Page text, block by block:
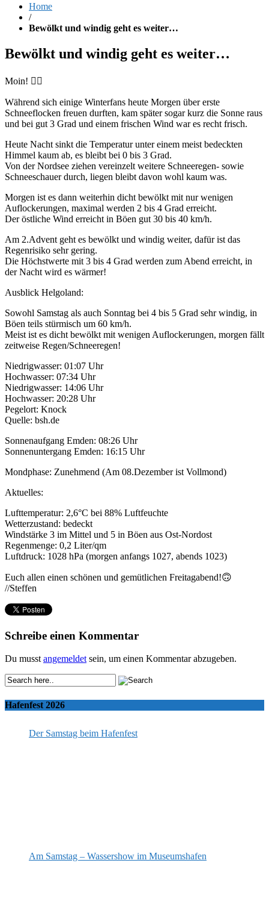
Home
/
Bewölkt und windig geht es weiter…
Bewölkt und windig geht es weiter…
Moin! 🙋‍♂️
Während sich einige Winterfans heute Morgen über erste
Schneeflocken freuen durften, kam später sogar kurz die Sonne raus
und bei gut 3 Grad und einem frischen Wind war es recht frisch.
Heute Nacht sinkt die Temperatur unter einem meist bedeckten
Himmel kaum ab, es bleibt bei 0 bis 3 Grad.
Von der Nordsee ziehen vereinzelt weitere Schneeregen- sowie
Schneeschauer durch, liegen bleibt davon wohl kaum was.
Morgen ist es dann weiterhin dicht bewölkt mit nur wenigen
Auflockerungen, maximal werden 2 bis 4 Grad erreicht.
Der östliche Wind erreicht in Böen gut 30 bis 40 km/h.
Am 2.Advent geht es bewölkt und windig weiter, dafür ist das
Regenrisiko sehr gering.
Die Höchstwerte mit 3 bis 4 Grad werden zum Abend erreicht, in
der Nacht wird es wärmer!
Ausblick Helgoland:
Sowohl Samstag als auch Sonntag bei 4 bis 5 Grad sehr windig, in
Böen teils stürmisch um 60 km/h.
Meist ist es dicht bewölkt mit wenigen Auflockerungen, morgen fällt
zeitweise Regen/Schneeregen!
Niedrigwasser: 01:07 Uhr
Hochwasser: 07:34 Uhr
Niedrigwasser: 14:06 Uhr
Hochwasser: 20:28 Uhr
Pegelort: Knock
Quelle: bsh.de
Sonnenaufgang Emden: 08:26 Uhr
Sonnenuntergang Emden: 16:15 Uhr
Mondphase: Zunehmend (Am 08.Dezember ist Vollmond)
Aktuelles:
Lufttemperatur: 2,6°C bei 88% Luftfeuchte
Wetterzustand: bedeckt
Windstärke 3 im Mittel und 5 in Böen aus Ost-Nordost
Regenmenge: 0,2 Liter/qm
Luftdruck: 1028 hPa (morgen anfangs 1027, abends 1023)
Euch allen einen schönen und gemütlichen Freitagabend!🙃
//Steffen
Schreibe einen Kommentar
Du musst angemeldet sein, um einen Kommentar abzugeben.
Hafenfest 2026
Der Samstag beim Hafenfest
Am Samstag – Wassershow im Museumshafen